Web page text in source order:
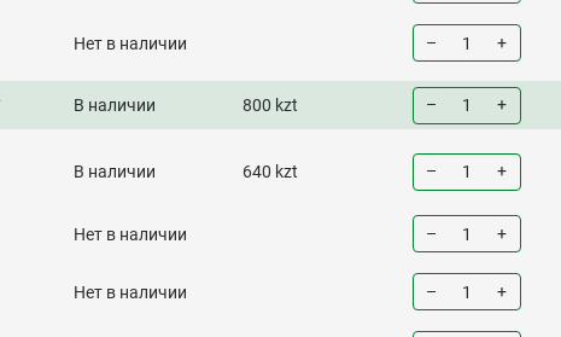
Нет в наличии – +
В наличии 800 kzt – +
В наличии 640 kzt – +
Нет в наличии – +
Нет в наличии – +